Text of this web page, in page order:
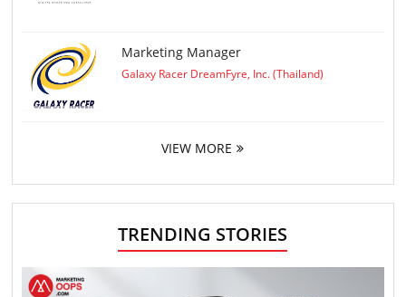
Marketing Manager
Galaxy Racer DreamFyre, Inc. (Thailand)
VIEW MORE
TRENDING STORIES